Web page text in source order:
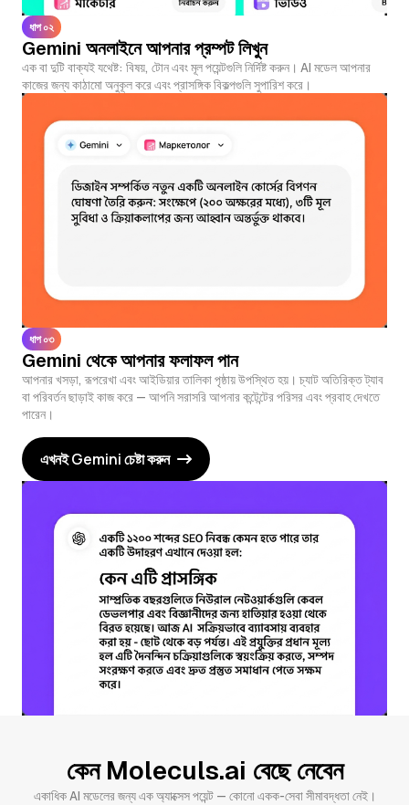
ধাপ ০২
Gemini অনলাইনে আপনার প্রম্পট লিখুন
এক বা দুটি বাক্যই যথেষ্ট: বিষয়, টোন এবং মূল পয়েন্টগুলি নির্দিষ্ট করুন। AI মডেল আপনার
কাজের জন্য কাঠামো অনুকূল করে এবং প্রাসঙ্গিক বিকল্পগুলি সুপারিশ করে।
ধাপ ০৩
Gemini থেকে আপনার ফলাফল পান
আপনার খসড়া, রূপরেখা এবং আইডিয়ার তালিকা পৃষ্ঠায় উপস্থিত হয়। চ্যাট অতিরিক্ত ট্যাব
বা পরিবর্তন ছাড়াই কাজ করে — আপনি সরাসরি আপনার কন্টেন্টের পরিসর এবং প্রবাহ দেখতে
পারেন।
এখনই Gemini চেষ্টা করুন
কেন Moleculs.ai বেছে নেবেন
একাধিক AI মডেলের জন্য এক অ্যাক্সেস পয়েন্ট — কোনো একক-সেবা সীমাবদ্ধতা নেই।